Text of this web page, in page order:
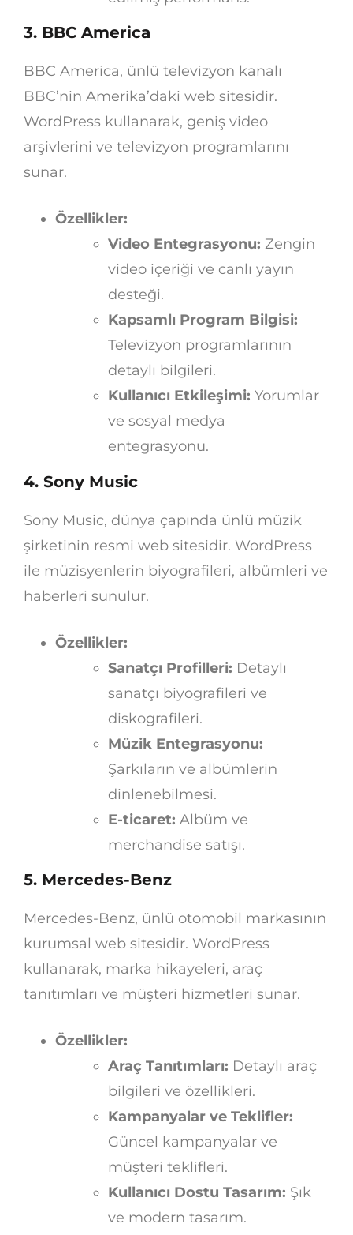
3. BBC America
BBC America, ünlü televizyon kanalı
BBC’nin Amerika’daki web sitesidir.
WordPress kullanarak, geniş video
arşivlerini ve televizyon programlarını
sunar.
Özellikler:
Video Entegrasyonu: Zengin
video içeriği ve canlı yayın
desteği.
Kapsamlı Program Bilgisi:
Televizyon programlarının
detaylı bilgileri.
Kullanıcı Etkileşimi: Yorumlar
ve sosyal medya
entegrasyonu.
4. Sony Music
Sony Music, dünya çapında ünlü müzik
şirketinin resmi web sitesidir. WordPress
ile müzisyenlerin biyografileri, albümleri ve
haberleri sunulur.
Özellikler:
Sanatçı Profilleri: Detaylı
sanatçı biyografileri ve
diskografileri.
Müzik Entegrasyonu:
Şarkıların ve albümlerin
dinlenebilmesi.
E-ticaret: Albüm ve
merchandise satışı.
5. Mercedes-Benz
Mercedes-Benz, ünlü otomobil markasının
kurumsal web sitesidir. WordPress
kullanarak, marka hikayeleri, araç
tanıtımları ve müşteri hizmetleri sunar.
Özellikler:
Araç Tanıtımları: Detaylı araç
bilgileri ve özellikleri.
Kampanyalar ve Teklifler:
Güncel kampanyalar ve
müşteri teklifleri.
Kullanıcı Dostu Tasarım: Şık
ve modern tasarım.